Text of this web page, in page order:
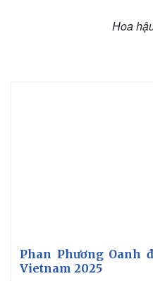
Sức khỏe
Hoa
Phan Phương Oanh
Vietnam 2025